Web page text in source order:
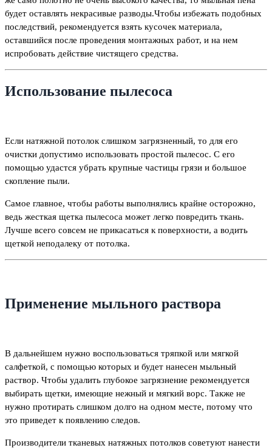
будет оставлять некрасивые разводы.Чтобы избежать подобных
последствий, рекомендуется взять кусочек материала,
оставшийся после проведения монтажных работ, и на нем
испробовать действие чистящего средства.
Использование пылесоса
Если натяжной потолок слишком загрязненный, то для его
очистки допустимо использовать простой пылесос. С его
помощью удастся убрать крупные частицы грязи и большое
скопление пыли.
Самое главное, чтобы работы выполнялись крайне осторожно,
ведь жесткая щетка пылесоса может легко повредить ткань.
Лучше всего совсем не прикасаться к поверхности, а водить
щеткой неподалеку от потолка.
Применение мыльного раствора
В дальнейшем нужно воспользоваться тряпкой или мягкой
салфеткой, с помощью которых и будет нанесен мыльный
раствор. Чтобы удалить глубокое загрязнение рекомендуется
выбирать щетки, имеющие нежный и мягкий ворс. Также не
нужно протирать слишком долго на одном месте, потому что
это приведет к появлению следов.
Производители тканевых натяжных потолков советуют нанести